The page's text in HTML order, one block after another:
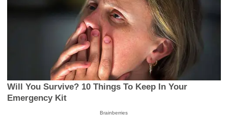
Will You Survive? 10 Things To Keep In Your
Emergency Kit
Brainberries